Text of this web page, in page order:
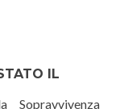
IL